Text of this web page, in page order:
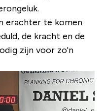
erachter te komen
de kracht en de
zijn voor zo'n